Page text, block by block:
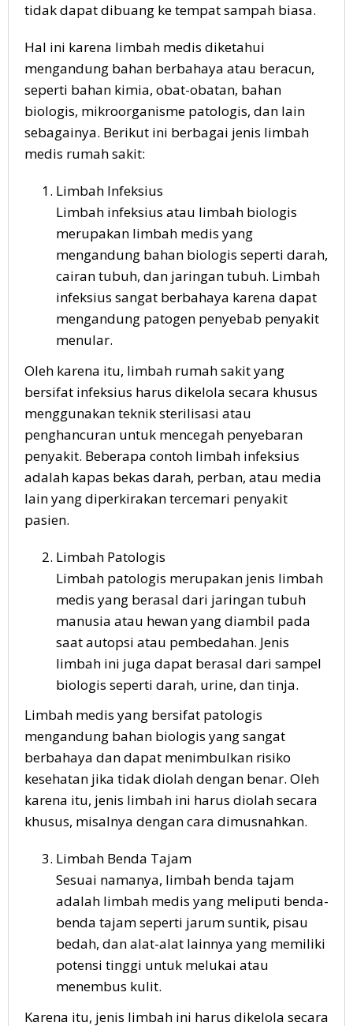
tidak dapat dibuang ke tempat sampah biasa.
Hal ini karena limbah medis diketahui
mengandung bahan berbahaya atau beracun,
seperti bahan kimia, obat-obatan, bahan
biologis, mikroorganisme patologis, dan lain
sebagainya. Berikut ini berbagai jenis limbah
medis rumah sakit:
Limbah Infeksius
Limbah infeksius atau limbah biologis
merupakan limbah medis yang
mengandung bahan biologis seperti darah,
cairan tubuh, dan jaringan tubuh. Limbah
infeksius sangat berbahaya karena dapat
mengandung patogen penyebab penyakit
menular.
Oleh karena itu, limbah rumah sakit yang
bersifat infeksius harus dikelola secara khusus
menggunakan teknik sterilisasi atau
penghancuran untuk mencegah penyebaran
penyakit. Beberapa contoh limbah infeksius
adalah kapas bekas darah, perban, atau media
lain yang diperkirakan tercemari penyakit
pasien.
Limbah Patologis
Limbah patologis merupakan jenis limbah
medis yang berasal dari jaringan tubuh
manusia atau hewan yang diambil pada
saat autopsi atau pembedahan. Jenis
limbah ini juga dapat berasal dari sampel
biologis seperti darah, urine, dan tinja.
Limbah medis yang bersifat patologis
mengandung bahan biologis yang sangat
berbahaya dan dapat menimbulkan risiko
kesehatan jika tidak diolah dengan benar. Oleh
karena itu, jenis limbah ini harus diolah secara
khusus, misalnya dengan cara dimusnahkan.
Limbah Benda Tajam
Sesuai namanya, limbah benda tajam
adalah limbah medis yang meliputi benda-
benda tajam seperti jarum suntik, pisau
bedah, dan alat-alat lainnya yang memiliki
potensi tinggi untuk melukai atau
menembus kulit.
Karena itu, jenis limbah ini harus dikelola secara